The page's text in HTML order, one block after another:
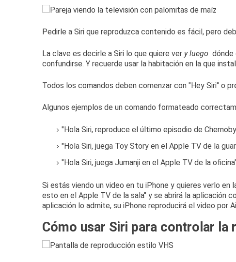
Pedirle a Siri que reproduzca contenido es fácil, pero
La clave es decirle a Siri lo que quiere ver y luego dónde
confundirse. Y recuerde usar la habitación en la que
Todos los comandos deben comenzar con "Hey Siri" o
Algunos ejemplos de un comando formateado
"Hola Siri, reproduce el último episodio de
"Hola Siri, juega Toy Story en el Apple TV de la
"Hola Siri, juega Jumanji en el Apple TV de la
Si estás viendo un video en tu iPhone y quieres verlo en
esto en el Apple TV de la sala" y se abrirá la aplicación
aplicación lo admite, su iPhone reproducirá el video por
Cómo usar Siri para controlar la